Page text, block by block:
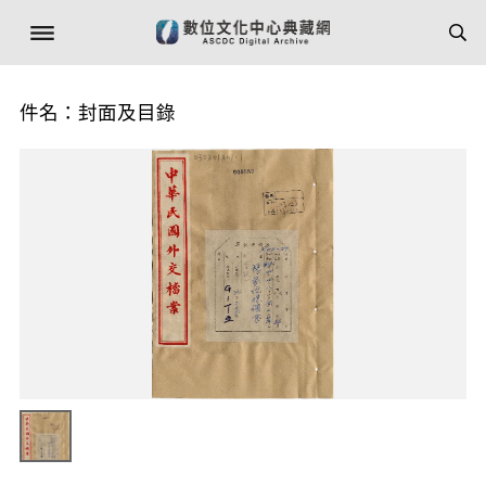
件名：封面及目錄